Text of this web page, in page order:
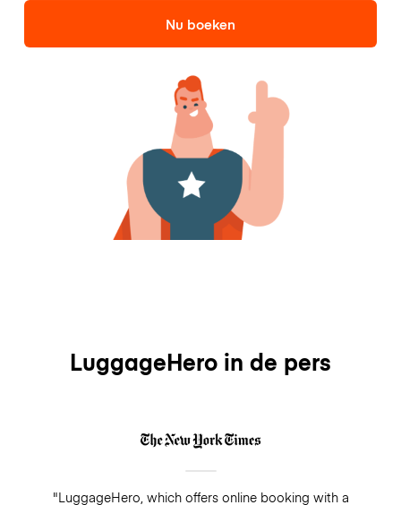
Nu boeken
LuggageHero in de pers
"LuggageHero, which offers online booking with a